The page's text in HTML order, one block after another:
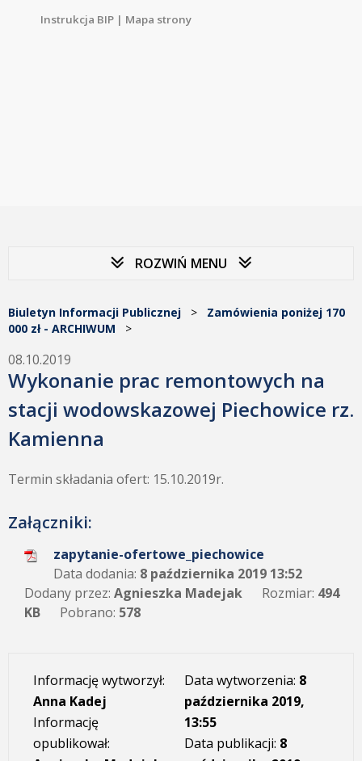
Instrukcja BIP | Mapa strony
ROZWIŃ MENU
Biuletyn Informacji Publicznej > Zamówienia poniżej 170
000 zł - ARCHIWUM >
08.10.2019
Wykonanie prac remontowych na
stacji wodowskazowej Piechowice rz.
Kamienna
Termin składania ofert: 15.10.2019r.
Załączniki:
zapytanie-ofertowe_piechowice
Data dodania: 8 października 2019 13:52
Dodany przez: Agnieszka Madejak Rozmiar: 494
KB
Pobrano: 578
Informację wytworzył:
Anna Kadej
Informację
opublikował:
Data wytworzenia: 8
października 2019,
13:55
Data publikacji: 8